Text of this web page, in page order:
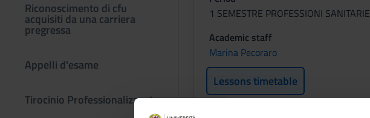
Riconoscimento di cfu
acquisiti da una carriera
pregressa
Appelli d'esame
Tirocinio Professionalizzante
1 SEMESTRE PROFESSIONI SANITARIE
Academic staff
Marina Pecoraro
Lessons timetable